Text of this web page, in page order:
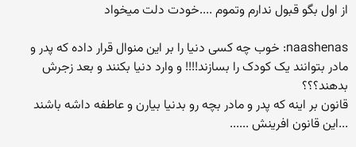
از اول بگو قبول ندارم وتموم ....خودت دلت میخواد
naashenas: خوب چه کسی دنیا را بر این منوال قرار داده که پدر و
مادر بتوانند یک کودک را بسازند!!!! و وارد دنیا بکنند و بعد زجرش
بدهند؟؟؟
قانون بر اینه که پدر و مادر بچه رو بدنیا بیارن و عاطفه داشه باشند
...این قانون افرینش ......